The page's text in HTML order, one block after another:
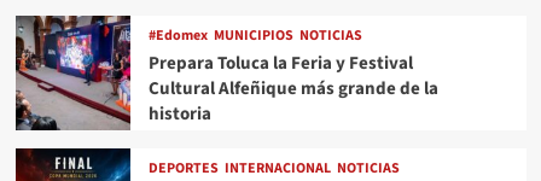
#Edomex MUNICIPIOS NOTICIAS
Prepara Toluca la Feria y Festival
Cultural Alfeñique más grande de la
historia
DEPORTES INTERNACIONAL NOTICIAS